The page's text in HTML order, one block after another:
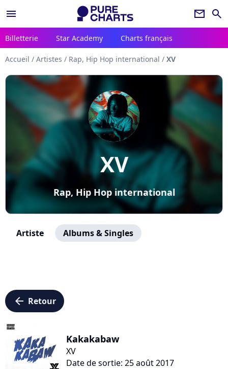
menu newsletter search
Billetterie Star Academy Charts français
Accueil / Artistes / Rap, Hip Hop international / XV
XV
Rap, Hip Hop international
Artiste Albums & Singles
arrow_left Retour
Kakakabaw
XV
Date de sortie: 25 août 2017